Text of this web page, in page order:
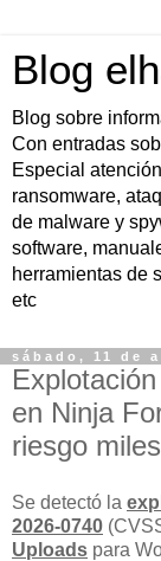
Blog
Blog sobre
Con entradas
Especial
ransomware,
de malware y
software,
herramientas de
etc
sábado, 11 de
en Ninja
riesgo
Se detectó la
2026-0740
Uploads para